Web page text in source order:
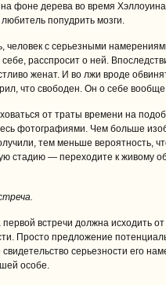
фоне дерева во время
попудрить мозги.
человек с серьезными
себе, расспросит о ней.
женат. И во лжи вроде
что свободен. Он о себе вообще
от траты времени на
фотографиями. Чем больше
тем меньше вероятность,
стадию — переходите к живому
встречи должна исходить
Просто предложение
серьезности его
особе.